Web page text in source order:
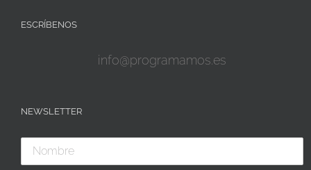
ESCRÍBENOS
info@programamos.es
NEWSLETTER